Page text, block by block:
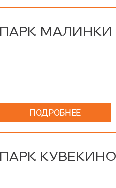
ПАРК МАЛИНКИ
ПОДРОБНЕЕ
ПАРК КУВЕКИНО